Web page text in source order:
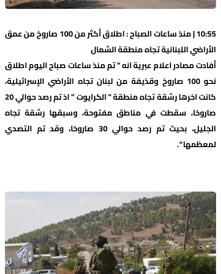
10:55 | منذ ساعات الصباح : اطلاق أكثر من 100 صاروخ من عمق
الأراضي اللبنانية تجاه منطقة الشمال
أفادت مصادر اعلام عبرية انه ” تم منذ ساعات صباح اليوم اطلاق
نحو 100 صاروخ وقذيفة من لبنان تجاه الأراضي الإسرائيلية،
كانت اخرها رشقة تجاه منطقة ” الكرايوت ” اذ تم رصد حوالي 20
صاروخا، سقطت في مناطق مفتوحة، وسبقها رشقة تجاه
الجليل، بحيث تم رصد حوالي 30 صاروخا، وقد تم التصدي
لمعظمها “.